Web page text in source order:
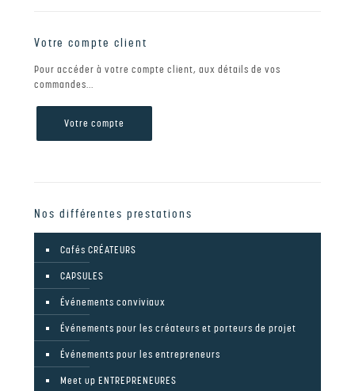
Votre compte client
Pour accéder à votre compte client, aux détails de vos
commandes...
Votre compte
Nos différentes prestations
Cafés CRÉATEURS
CAPSULES
Événements conviviaux
Événements pour les créateurs et porteurs de projet
Événements pour les entrepreneurs
Meet up ENTREPRENEURES